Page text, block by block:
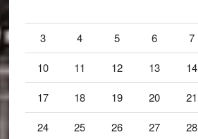
3 4 5 6 7
10 11 12 13 14
17 18 19 20 21
24 25 26 27 28